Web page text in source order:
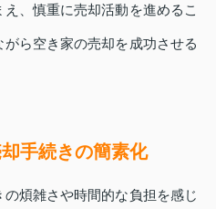
、慎重に売却活動を進めるこ
ら空き家の売却を成功させる
手続きの簡素化
煩雑さや時間的な負担を感じ